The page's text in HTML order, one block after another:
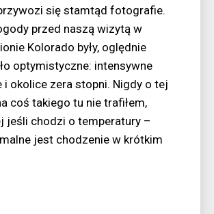
się stamtąd fotografie.
przed naszą wizytą w
Kolorado były, oględnie
optymistyczne: intensywne
i okolice zera stopni. Nigdy o tej
coś takiego tu nie trafiłem,
jeśli chodzi o temperatury –
jest chodzenie w krótkim